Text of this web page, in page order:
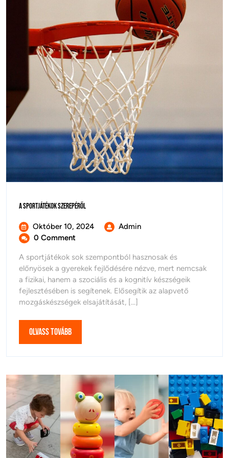
A Sportjátékok SzerepérőlSportjátékok
Október 10, 2024OktóberAdminA
0 Comment
A sportjátékok sok szempontból hasznosak és
előnyösek a gyerekek fejlődésére nézve, mert nemcsak
a fizikai, hanem a szociális és a kognitív készségeik
fejlesztésében is segítenek. Elősegítik az alapvető
mozgáskészségek elsajátítását, [...]
Olvass TovábbOlvass
Tovább